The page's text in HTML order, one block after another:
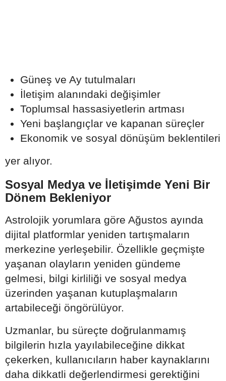
Güneş ve Ay tutulmaları
İletişim alanındaki değişimler
Toplumsal hassasiyetlerin artması
Yeni başlangıçlar ve kapanan süreçler
Ekonomik ve sosyal dönüşüm beklentileri
yer alıyor.
Sosyal Medya ve İletişimde Yeni Bir
Dönem Bekleniyor
Astrolojik yorumlara göre Ağustos ayında
dijital platformlar yeniden tartışmaların
merkezine yerleşebilir. Özellikle geçmişte
yaşanan olayların yeniden gündeme
gelmesi, bilgi kirliliği ve sosyal medya
üzerinden yaşanan kutuplaşmaların
artabileceği öngörülüyor.
Uzmanlar, bu süreçte doğrulanmamış
bilgilerin hızla yayılabileceğine dikkat
çekerken, kullanıcıların haber kaynaklarını
daha dikkatli değerlendirmesi gerektiğini